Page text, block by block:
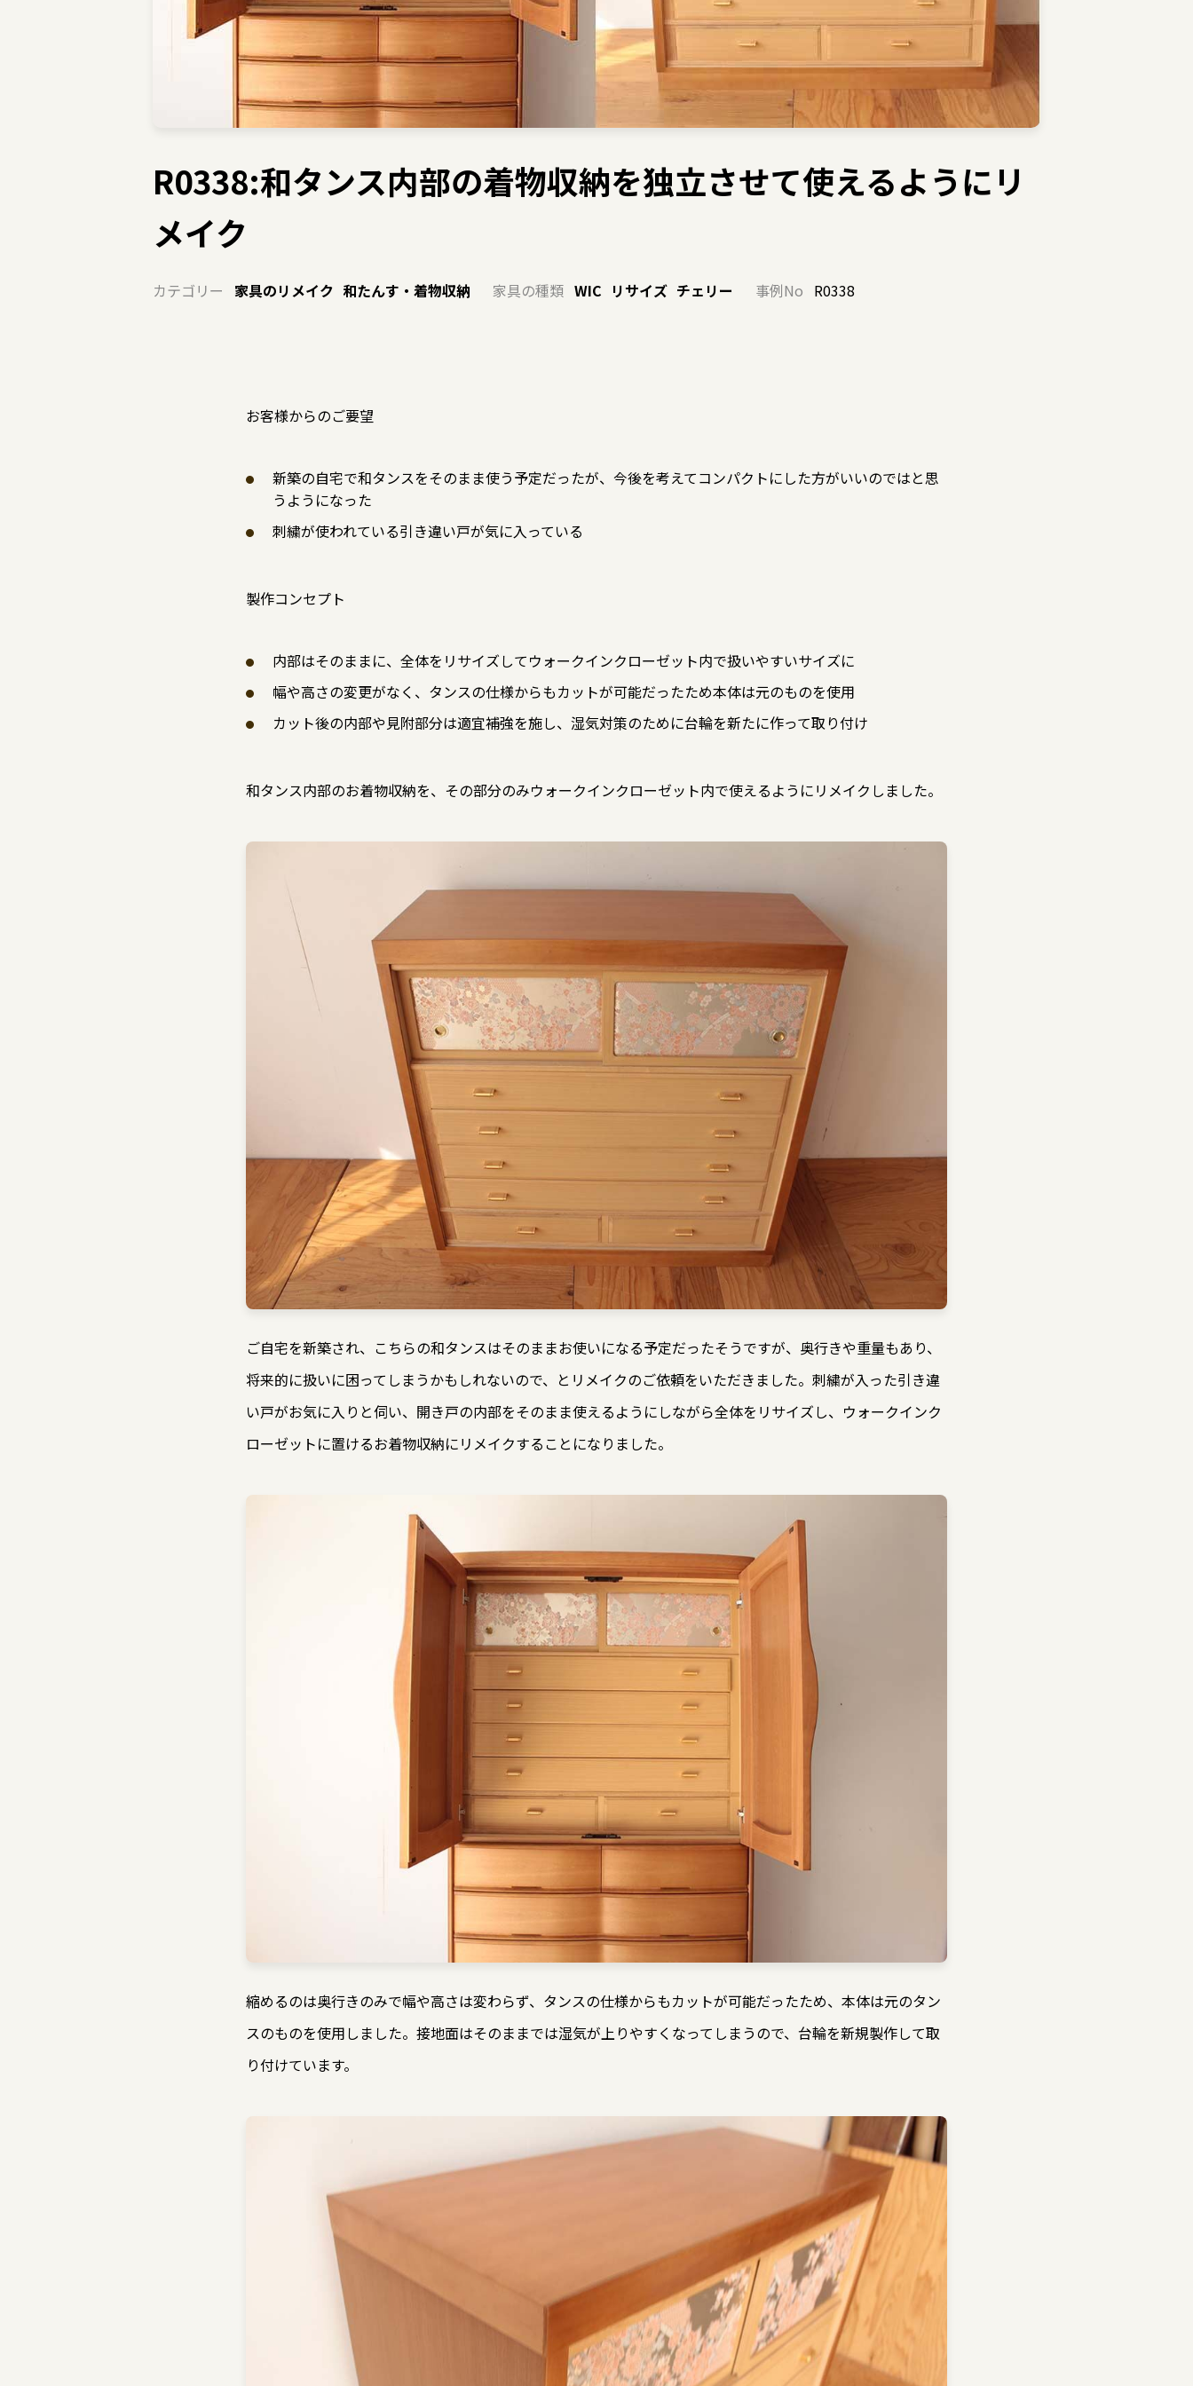
R0338:和タンス内部の着物収納を独立させて使えるようにリ
メイク
カテゴリー 家具のリメイク 和たんす・着物収納 家具の種類 WIC リサイズ チェリー 事例No R0338
お客様からのご要望
新築の自宅で和タンスをそのまま使う予定だったが、今後を考えてコンパクトにした方がいいのではと思
うようになった
刺繍が使われている引き違い戸が気に入っている
製作コンセプト
内部はそのままに、全体をリサイズしてウォークインクローゼット内で扱いやすいサイズに
幅や高さの変更がなく、タンスの仕様からもカットが可能だったため本体は元のものを使用
カット後の内部や見附部分は適宜補強を施し、湿気対策のために台輪を新たに作って取り付け
和タンス内部のお着物収納を、その部分のみウォークインクローゼット内で使えるようにリメイクしました。
ご自宅を新築され、こちらの和タンスはそのままお使いになる予定だったそうですが、奥行きや重量もあり、
将来的に扱いに困ってしまうかもしれないので、とリメイクのご依頼をいただきました。刺繍が入った引き違
い戸がお気に入りと伺い、開き戸の内部をそのまま使えるようにしながら全体をリサイズし、ウォークインク
ローゼットに置けるお着物収納にリメイクすることになりました。
縮めるのは奥行きのみで幅や高さは変わらず、タンスの仕様からもカットが可能だったため、本体は元のタン
スのものを使用しました。接地面はそのままでは湿気が上りやすくなってしまうので、台輪を新規製作して取
り付けています。